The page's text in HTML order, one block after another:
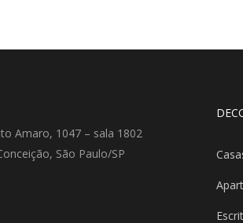
Amaro, 1047 – sala 1802
São Paulo/SP